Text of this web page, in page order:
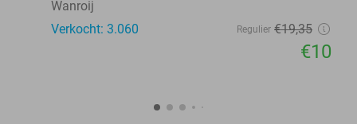
Wanroij
Verkocht: 3.060
Regulier €19,35
€10